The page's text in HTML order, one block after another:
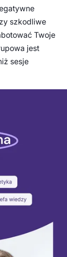
szkodliwe
Twoje
jest
sesje